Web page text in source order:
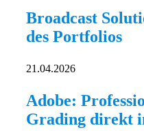
Broadcast
des Portfolios
21.04.2026
Adobe:
Grading direkt